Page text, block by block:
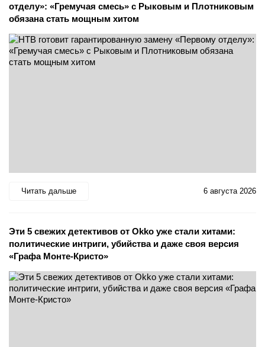
отделу»: «Гремучая смесь» с Рыковым и Плотниковым
обязана стать мощным хитом
Читать дальше 6 августа 2026
Эти 5 свежих детективов от Okko уже стали хитами:
политические интриги, убийства и даже своя версия
«Графа Монте-Кристо»